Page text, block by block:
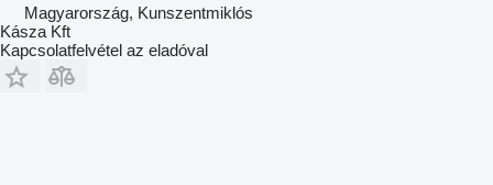
Magyarország, Kunszentmiklós
Kásza Kft
Kapcsolatfelvétel az eladóval